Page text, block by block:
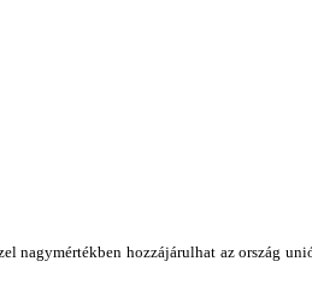
hozzájárulhat az ország